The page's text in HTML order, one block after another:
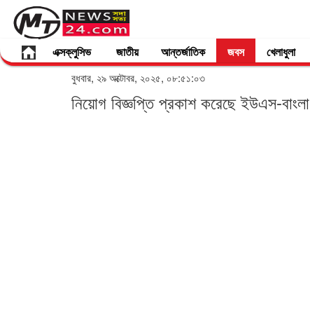
এক্সক্লুসিভ জাতীয় আন্তর্জাতিক জবস খেলাধুলা
বুধবার, ২৯ অক্টোবর, ২০২৫, ০৮:৫১:০৩
নিয়োগ বিজ্ঞপ্তি প্রকাশ করেছে ইউএস-বাংলা